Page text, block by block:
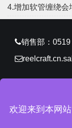
4.增加软管缠绕会
销售部：
CopyRight ©
欢迎来到本网